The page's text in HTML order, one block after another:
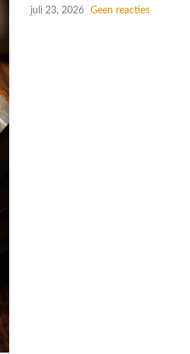
juli 23, 2026 Geen reacties